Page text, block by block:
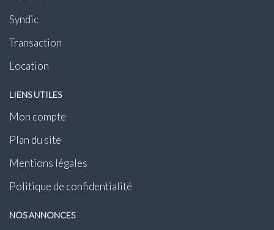
Syndic
Transaction
Location
LIENS UTILES
Mon compte
Plan du site
Mentions légales
Politique de confidentialité
NOS ANNONCES